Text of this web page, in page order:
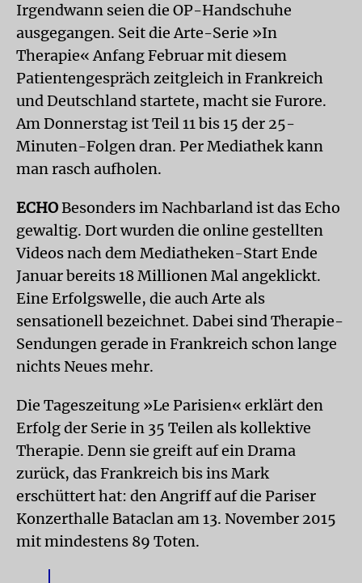
Irgendwann seien die OP-Handschuhe
ausgegangen. Seit die Arte-Serie »In
Therapie« Anfang Februar mit diesem
Patientengespräch zeitgleich in Frankreich
und Deutschland startete, macht sie Furore.
Am Donnerstag ist Teil 11 bis 15 der 25-
Minuten-Folgen dran. Per Mediathek kann
man rasch aufholen.
ECHOBesonders im Nachbarland ist das Echo
gewaltig. Dort wurden die online gestellten
Videos nach dem Mediatheken-Start Ende
Januar bereits 18 Millionen Mal angeklickt.
Eine Erfolgswelle, die auch Arte als
sensationell bezeichnet. Dabei sind Therapie-
Sendungen gerade in Frankreich schon lange
nichts Neues mehr.
Die Tageszeitung »Le Parisien« erklärt den
Erfolg der Serie in 35 Teilen als kollektive
Therapie. Denn sie greift auf ein Drama
zurück, das Frankreich bis ins Mark
erschüttert hat: den Angriff auf die Pariser
Konzerthalle Bataclan am 13. November 2015
mit mindestens 89 Toten.